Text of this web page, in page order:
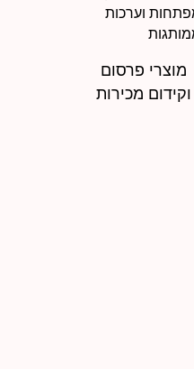
מוצרי פרסום
וקידום מכירות